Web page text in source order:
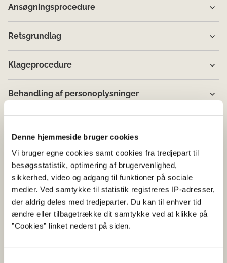
Denne hjemmeside bruger cookies
Vi bruger egne cookies samt cookies fra tredjepart til
besøgsstatistik, optimering af brugervenlighed,
sikkerhed, video og adgang til funktioner på sociale
medier. Ved samtykke til statistik registreres IP-adresser,
der aldrig deles med tredjeparter. Du kan til enhver tid
ændre eller tilbagetrække dit samtykke ved at klikke på
”Cookies” linket nederst på siden.
Ansøgningsprocedure
Retsgrundlag
Klageprocedure
Behandling af personoplysninger